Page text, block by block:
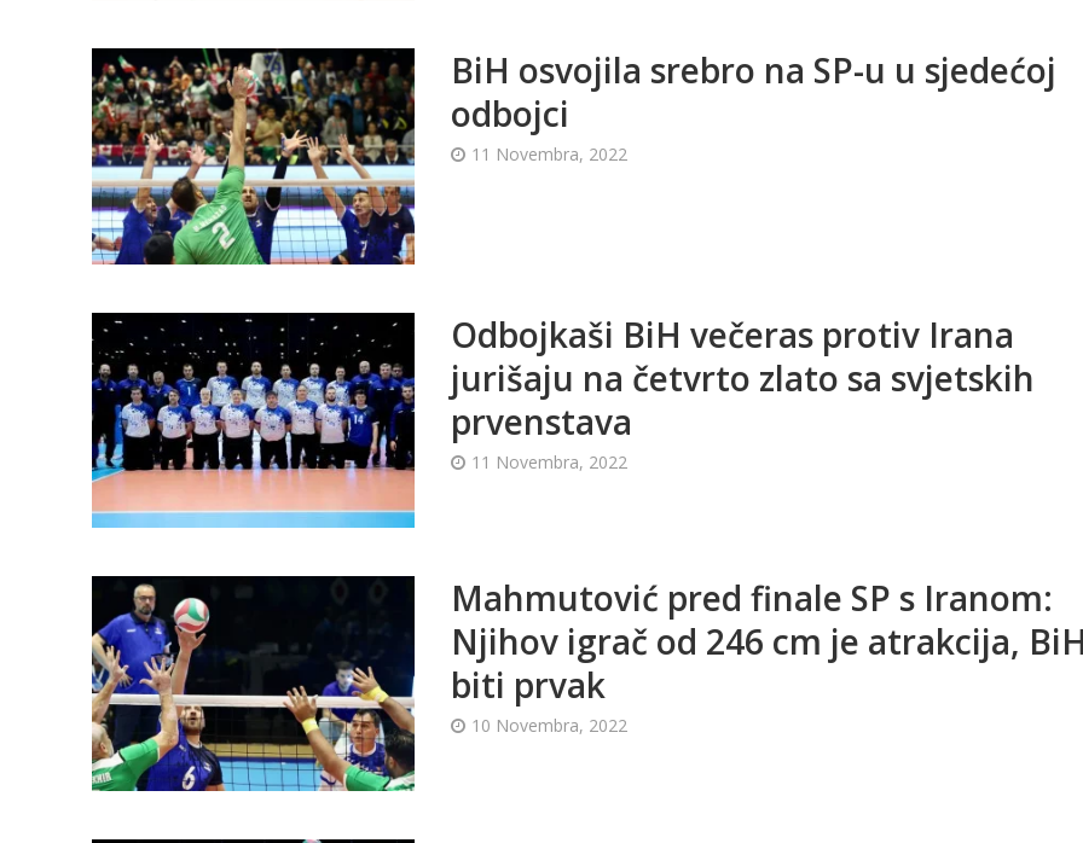
BiH osvojila srebro na SP-u u sjedećoj
odbojci
11 Novembra, 2022
Odbojkaši BiH večeras protiv Irana
jurišaju na četvrto zlato sa svjetskih
prvenstava
11 Novembra, 2022
Mahmutović pred finale SP s Iranom:
Njihov igrač od 246 cm je atrakcija,
biti prvak
10 Novembra, 2022